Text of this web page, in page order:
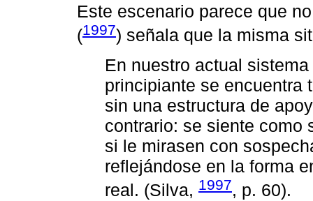
Este escenario parece que
(1997) señala que la misma
En nuestro actual
principiante se encuentra
sin una estructura de
contrario: se siente como
si le mirasen con
reflejándose en la forma
real. (Silva, 1997, p. 60).